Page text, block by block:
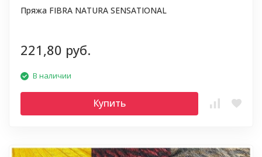
Пряжа FIBRA NATURA SENSATIONAL
221,80 руб.
В наличии
Купить